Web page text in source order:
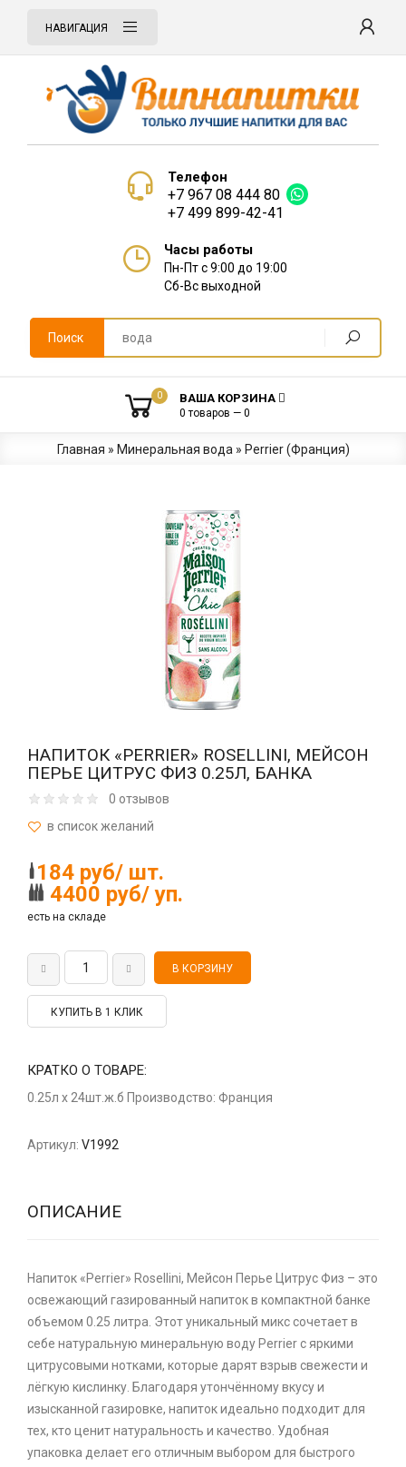
НАВИГАЦИЯ
Телефон
+7 967 08 444 80
+7 499 899-42-41
Часы работы
Пн-Пт с 9:00 до 19:00
Сб-Вс выходной
Поиск
0 ВАША КОРЗИНА
0 товаров — 0
Главная » Минеральная вода » Perrier (Франция)
НАПИТОК «PERRIER» ROSELLINI, МЕЙСОН
ПЕРЬЕ ЦИТРУС ФИЗ 0.25Л, БАНКА
0 отзывов
184 руб/ шт.
4400 руб/ уп.
есть на складе
КУПИТЬ В 1 КЛИК
КРАТКО О ТОВАРЕ:
0.25л x 24шт.ж.б Производство: Франция
Артикул: V1992
ОПИСАНИЕ
Напиток «Perrier» Rosellini, Мейсон Перье Цитрус Физ – это
освежающий газированный напиток в компактной банке
объемом 0.25 литра. Этот уникальный микс сочетает в
себе натуральную минеральную воду Perrier с яркими
цитрусовыми нотками, которые дарят взрыв свежести и
лёгкую кислинку. Благодаря утончённому вкусу и
изысканной газировке, напиток идеально подходит для
тех, кто ценит натуральность и качество. Удобная
упаковка делает его отличным выбором для быстрого